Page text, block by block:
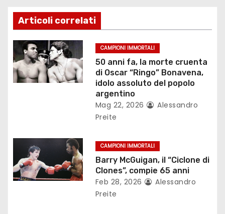
z
i
o
n
r
t
i
Articoli correlati
CAMPIONI IMMORTALI
50 anni fa, la morte cruenta
di Oscar “Ringo” Bonavena,
idolo assoluto del popolo
argentino
Mag 22, 2026
Alessandro
Preite
CAMPIONI IMMORTALI
Barry McGuigan, il “Ciclone di
Clones”, compie 65 anni
Feb 28, 2026
Alessandro
Preite